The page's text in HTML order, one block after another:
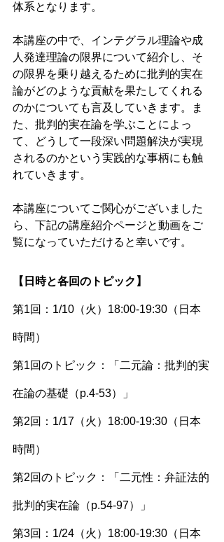
体系となります。
本講座の中で、インテグラル理論や成
人発達理論の限界について紹介し、そ
の限界を乗り越えるために批判的実在
論がどのような貢献を果たしてくれる
のかについても言及していきます。ま
た、批判的実在論を学ぶことによっ
て、どうして一段深い問題解決が実現
されるのかという実践的な事柄にも触
れていきます。
本講座についてご関心がございました
ら、下記の講座紹介ページと動画をご
覧になっていただけると幸いです。
【日時と各回のトピック】
第1回：1/10（火）18:00-19:30（日本
時間）
第1回のトピック：「二元論：批判的実
在論の基礎（p.4-53）」
第2回：1/17（火）18:00-19:30（日本
時間）
第2回のトピック：「二元性：弁証法的
批判的実在論（p.54-97）」
第3回：1/24（火）18:00-19:30（日本